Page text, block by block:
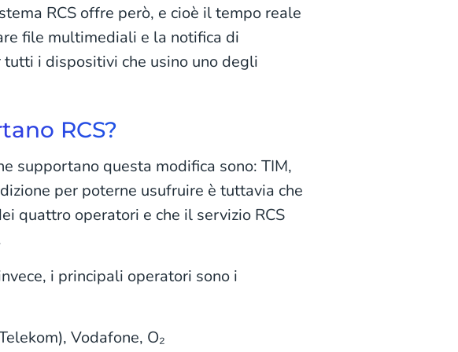
RCS offre però, e cioè il tempo reale
file multimediali e la notifica di
i dispositivi che usino uno degli
RCS?
supportano questa modifica sono: TIM,
per poterne usufruire è tuttavia che
quattro operatori e che il servizio RCS
i principali operatori sono i
Vodafone, O₂